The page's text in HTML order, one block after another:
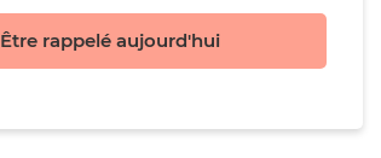
Être rappelé aujourd'hui